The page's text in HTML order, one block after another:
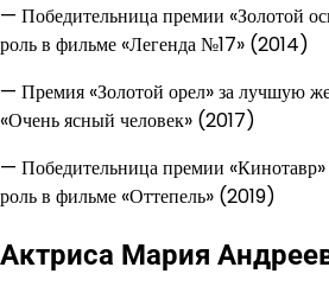
— Победительница премии «Золотой
роль в фильме «Легенда №17» (2014)
— Премия «Золотой орел» за лучшую
«Очень ясный человек» (2017)
— Победительница премии
роль в фильме «Оттепель» (2019)
Актриса Мария